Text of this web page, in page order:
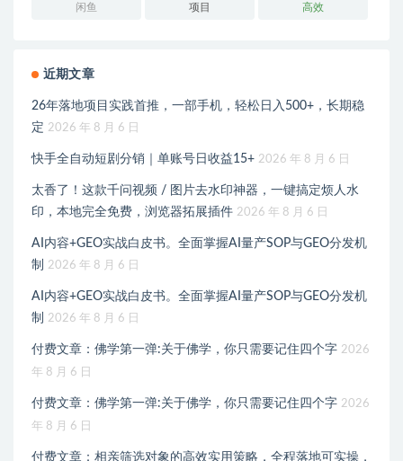
闲鱼 项目 高效
近期文章
26年落地项目实践首推，一部手机，轻松日入500+，长期稳
定 2026 年 8 月 6 日
快手全自动短剧分销｜单账号日收益15+ 2026 年 8 月 6 日
太香了！这款千问视频 / 图片去水印神器，一键搞定烦人水
印，本地完全免费，浏览器拓展插件 2026 年 8 月 6 日
AI内容+GEO实战白皮书。全面掌握AI量产SOP与GEO分发机
制
2026 年 8 月 6 日
AI内容+GEO实战白皮书。全面掌握AI量产SOP与GEO分发机
制
2026 年 8 月 6 日
付费文章：佛学第一弹:关于佛学，你只需要记住四个字 2026
年 8 月 6 日
付费文章：佛学第一弹:关于佛学，你只需要记住四个字 2026
年 8 月 6 日
付费文章：相亲筛选对象的高效实用策略，全程落地可实操，